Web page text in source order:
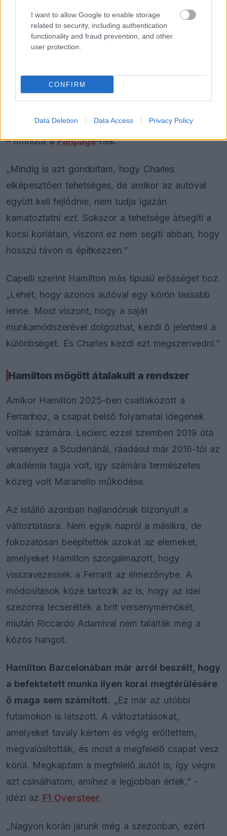
I want to allow Google to enable storage
related to security, including authentication
functionality and fraud prevention, and other
user protection.
CONFIRM
Data Deletion Data Access Privacy Policy
ban hibázott, majd feladni kényszerült a versenyt,
miközben Hamilton megszerezte első ferraris
nagydíjgyőzelmét Barcelonában.
Capelli úgy látja, a hibák mögött mentális
tényezők is állhatnak. „Ezek az apró hibák
abból, hogy vissza kell találnia az egyensúlyához”
– mondta aFanpage-nek.
„Mindig is azt gondoltam, hogy Charles
elképesztően tehetséges, de amikor az autóval
együtt kell fejlődnie, nem tudja igazán
kamatoztatni ezt. Sokszor a tehetsége átsegíti a
kocsi korlátain, viszont ez nem segíti abban, hogy
hosszú távon is építkezzen.”
Capelli szerint Hamilton más típusú erősséget hoz.
„Lehet, hogy azonos autóval egy körön lassabb
lenne. Most viszont, hogy a saját
munkamódszerével dolgozhat, kezdi ő jelenteni a
különbséget. És Charles kezdi ezt megszenvedni.”
Hamilton mögött átalakult a rendszer
Amikor Hamilton 2025-ben csatlakozott a
Ferrarihoz, a csapat belső folyamatai idegenek
voltak számára. Leclerc ezzel szemben 2019 óta
versenyez a Scuderiánál, ráadásul már 2016-tól az
akadémia tagja volt, így számára természetes
közeg volt Maranello működése.
Az istálló azonban hajlandónak bizonyult a
változtatásra. Nem egyik napról a másikra, de
fokozatosan beépítették azokat az elemeket,
amelyeket Hamilton szorgalmazott, hogy
visszavezessék a Ferrarit az élmezőnybe. A
módosítások közé tartozik az is, hogy az idei
szezonra lecserélték a brit versenymérnökét,
miután Riccardo Adamival nem találták meg a
közös hangot.
Hamilton Barcelonában már arról beszélt, hogy
a befektetett munka ilyen korai megtérülésére
ő maga sem számított. „Ez már az utóbbi
futamokon is látszott. A változtatásokat,
amelyeket tavaly kértem és végig erőltettem,
megvalósították, és most a megfelelő csapat vesz
körül. Megkaptam a megfelelő autót is, így végre
azt csinálhatom, amihez a legjobban értek.” -
idézi az F1 Oversteer.
„Nagyon korán járunk még a szezonban, ezért